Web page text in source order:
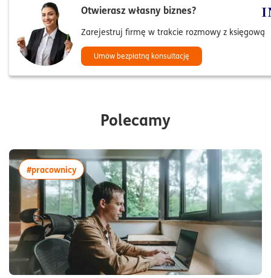
Otwierasz własny biznes?
Zarejestruj firmę w trakcie rozmowy z księgową
Umów bezpłatną konsultację
Polecamy
#pracownicywięcej artykułów z tagiem:#pracownicy